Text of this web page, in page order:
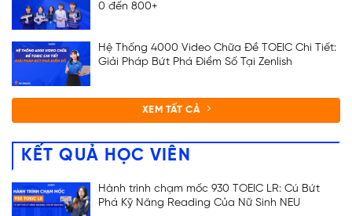
0 đến 800+
Hệ Thống 4000 Video Chữa Đề TOEIC Chi Tiết:
Giải Pháp Bứt Phá Điểm Số Tại Zenlish
XEM TẤT CẢ
KẾT QUẢ HỌC VIÊN
Hành trình chạm mốc 930 TOEIC LR: Cú Bứt
Phá Kỹ Năng Reading Của Nữ Sinh NEU